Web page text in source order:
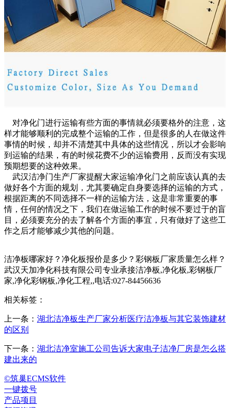
对净化门进行运输有些方面的事情就必须要格外的注意，这
样才能够顺利的完成整个运输的工作，但是很多的人在做这件
事情的时候，却并不清楚其中具体的这些情况，所以才会影响
到运输的结果，有的时候花费不少的运输费用，反而没有实现
预期想要的这种效果。
武汉洁净门生产厂家提醒大家运输净化门之前应该认真的去
做好各个方面的规划，尤其要确定自身要选择的运输的方式，
根据距离的不同选择不一样的运输方法，这是非常重要的事
情，任何的情况之下，我们在做运输工作的时候不要过于的盲
目，必须要充分的去了解各个方面的事宜，只有做好了这些工
作之后才能够减少其他的问题。
洁净板哪家好？净化板报价是多少？彩钢板厂家质量怎么样？
武汉天加净化科技有限公司专业承接洁净板,净化板,彩钢板厂
家,净化彩钢板,净化工程,,电话:027-84456636
相关标签：
上一条： 湖北洁净板生产厂家分析医疗洁净板与其它装饰建材
的区别
下一条： 湖北洁净室施工公司告诉大家电子洁净厂房是怎么搭
建出来的
©筑巢ECMS软件
一键拨号
产品项目